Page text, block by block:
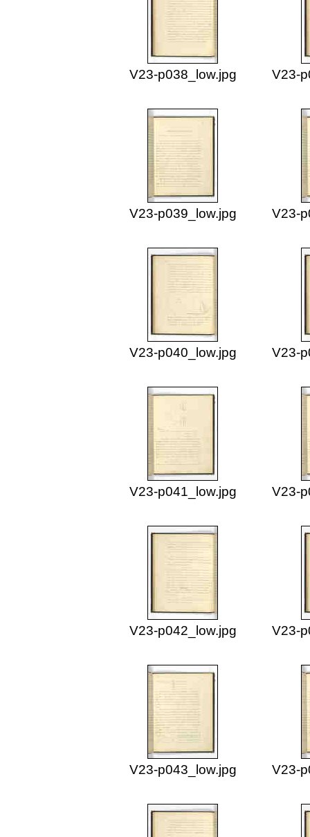
V23-p038_low.jpg V23-
V23-p039_low.jpg V23-
V23-p040_low.jpg V23-
V23-p041_low.jpg V23-
V23-p042_low.jpg V23-
V23-p043_low.jpg V23-